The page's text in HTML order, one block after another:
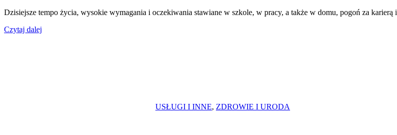
Dzisiejsze tempo życia, wysokie wymagania i oczekiwania stawiane w szkole, w pracy, a także w domu, pogoń za karierą i
Czytaj dalej
USŁUGI I INNE, ZDROWIE I URODA